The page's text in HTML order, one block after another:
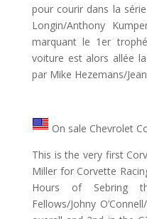
pour courir dans la
Longin/Anthony
marquant le 1er
voiture est alors allée
par Mike Hezemans/
On sale Chevrolet
This is the very first
Miller for Corvette
Hours of Sebring
Fellows/Johny